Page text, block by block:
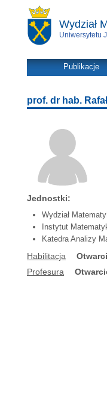
Wydział
Uniwersytetu
Publikacje
prof. dr hab.
Jednostki:
Wydział
Instytut
Katedra Analizy
Habilitacja
Profesura